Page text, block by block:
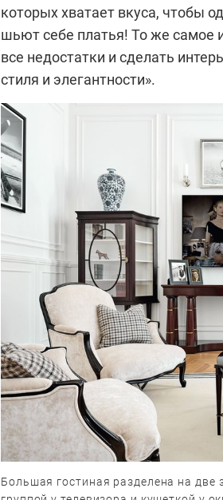
которых хватает вкуса, чтобы
шьют себе платья! То же самое
все недостатки и сделать­
стиля и элегантности».
Большая гостиная разделена на